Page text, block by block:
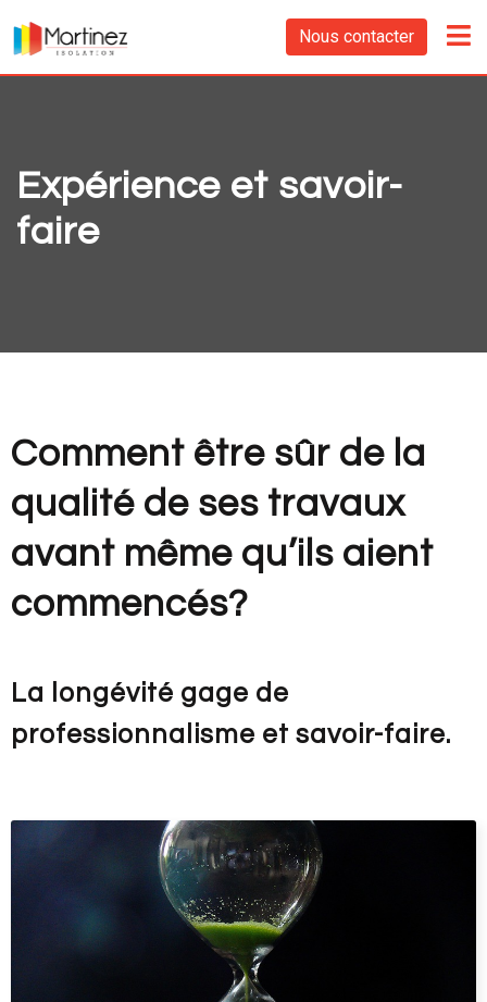
Nous contacter
Expérience et savoir-
faire
Comment être sûr de la
qualité de ses travaux
avant même qu’ils aient
commencés?
La longévité gage de
professionnalisme et savoir-faire.